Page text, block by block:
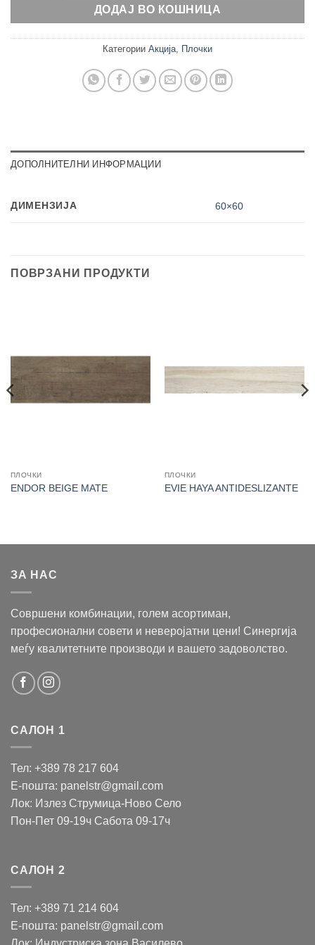
ДОДАЈ ВО КОШНИЦА
Категории Акција Плочки
ДОПОЛНИТЕЛНИ ИНФОРМАЦИИ
ДИМЕНЗИЈА 60×60
ПОВРЗАНИ ПРОДУКТИ
ПЛОЧКИ
ENDOR BEIGE MATE
ПЛОЧКИ
EVIE HAYA ANTIDESLIZANTE
ЗА НАС
Совршени комбинации, голем асортиман,
професионални совети и неверојатни цени! Синергија
меѓу квалитетните производи и вашето задоволство.
САЛОН 1
Тел: +389 78 217 604
Е-пошта: panelstr@gmail.com
Лок: Излез Струмица-Ново Село
Пон-Пет 09-19ч Сабота 09-17ч
САЛОН 2
Тел: +389 71 214 604
Е-пошта: panelstr@gmail.com